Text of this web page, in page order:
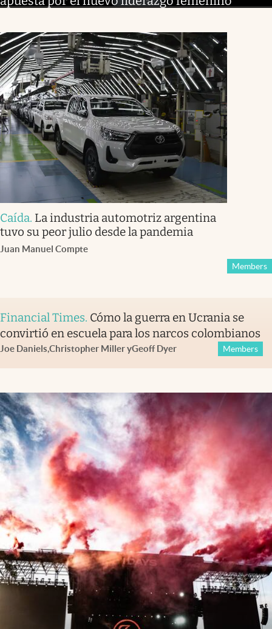
Caída. La industria automotriz argentina
tuvo su peor julio desde la pandemia
Juan Manuel Compte
Members
Financial Times. Cómo la guerra en Ucrania se
convirtió en escuela para los narcos colombianos
Joe Daniels,Christopher MilleryGeoff Dyer Members